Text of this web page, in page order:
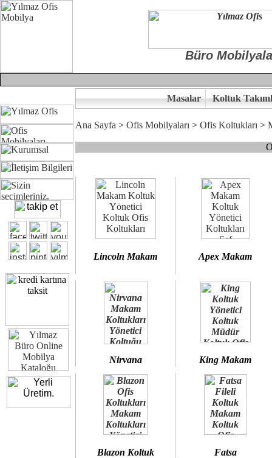
Büro
Ofisinizin dekorasyonunda ergonomi ve kaliteye önem
Çünkü sitemizde bulunan seçkin bürosit, goldsit ve modern
Size yakışan ofis koltuk tasarımına gelin birlikte karar verelim.
Kalite ve ergonomiyi arıyanların tercihi...Yılmaz Büro Mobilya
Masalar Koltuk
Ana Sayfa > Ofis Mobilyaları > Ofis Koltukları >
Lincoln Makam Apex Makam
Nirvana King Makam
Blazon Koltuk Fatsa